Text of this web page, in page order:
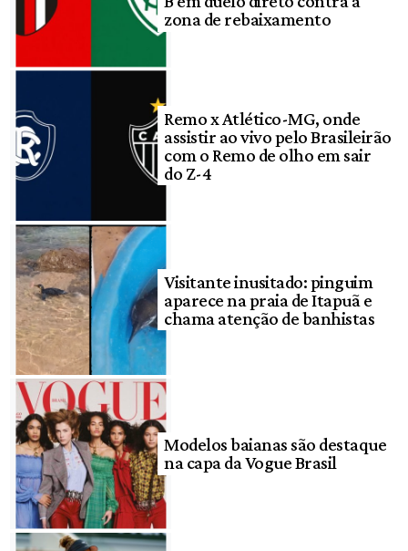
zona de rebaixamento
Remo x Atlético-MG, onde
assistir ao vivo pelo Brasileirão
com o Remo de olho em sair
do Z-4
Visitante inusitado: pinguim
aparece na praia de Itapuã e
chama atenção de banhistas
Modelos baianas são destaque
na capa da Vogue Brasil